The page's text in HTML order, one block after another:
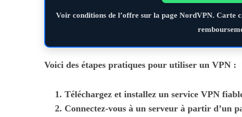
Voir conditions de l’offre sur la page NordVPN. Carte
Voici des étapes pratiques pour utiliser un VPN :
Téléchargez et installez un service VPN
Connectez-vous à un serveur à partir d’un